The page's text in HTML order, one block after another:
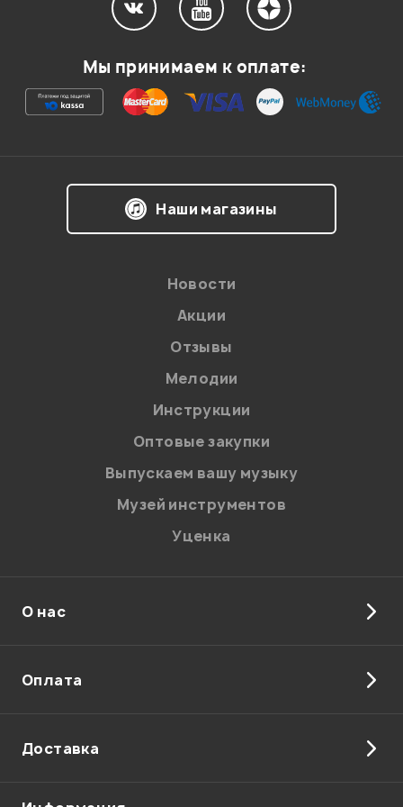
Ваша оценка:
на обработку персональных данных в
Политикой в отношении обработки
персональных данных.
Введите проверочное число:
Отправить
Мы принимаем к оплате:
Наши магазины
Новости
Акции
Отзывы
Мелодии
Инструкции
Оптовые закупки
Выпускаем вашу музыку
Музей инструментов
Уценка
О нас
Оплата
Доставка